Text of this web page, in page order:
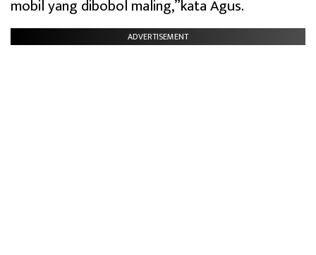
mobil yang dibobol maling,”kata Agus.
ADVERTISEMENT